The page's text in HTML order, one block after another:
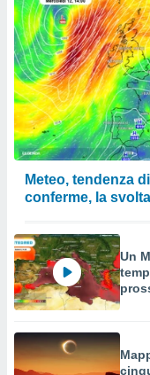
Meteo, tendenza
conferme, la
Un